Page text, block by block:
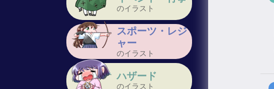
のイラスト
スポーツ・レジ
ャー
のイラスト
ハザード
のイラスト